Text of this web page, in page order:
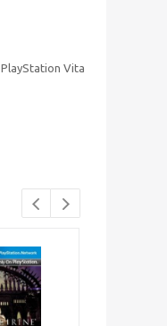
PlayStation Vita